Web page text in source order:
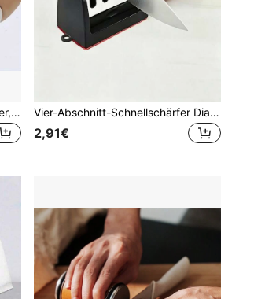
1 Stück manueller Messerschärfer, tragbares Schärfwerkzeug für Küchenmesser, Taschenmesser und Outdoor-Klingen Vier-Abschnitt-Schnellschärfer Diamant-Schärfer Multifunktions-Schärfer Küchenmesser-Schärfstein Handgeführter Schärfer, Küchenzubehör, Muttertag, Mama, Muttertagsgeschenk, Blume, Schmuck
2,91€